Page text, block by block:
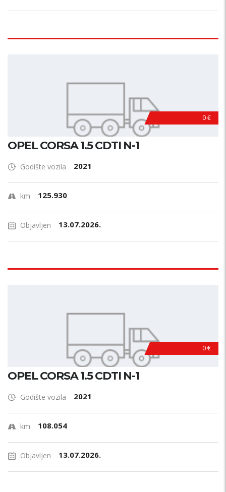
0 €
OPEL CORSA 1.5 CDTI N-1
Godište vozila 2021
km 125.930
Objavljen 13.07.2026.
0 €
OPEL CORSA 1.5 CDTI N-1
Godište vozila 2021
km 108.054
Objavljen 13.07.2026.